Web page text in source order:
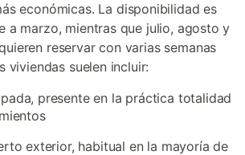
económicas. La disponibilidad es
a marzo, mientras que julio, agosto y
reservar con varias semanas
viviendas suelen incluir:
presente en la práctica totalidad
exterior, habitual en la mayoría de